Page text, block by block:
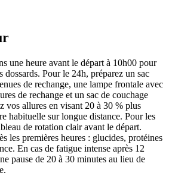
une heure avant le départ à 10h00 pour
dossards. Pour le 24h, préparez un sac
de rechange, une lampe frontale avec
de rechange et un sac de couchage
vos allures en visant 20 à 30 % plus
habituelle sur longue distance. Pour les
de rotation clair avant le départ.
les premières heures : glucides, protéines
En cas de fatigue intense après 12
pause de 20 à 30 minutes au lieu de